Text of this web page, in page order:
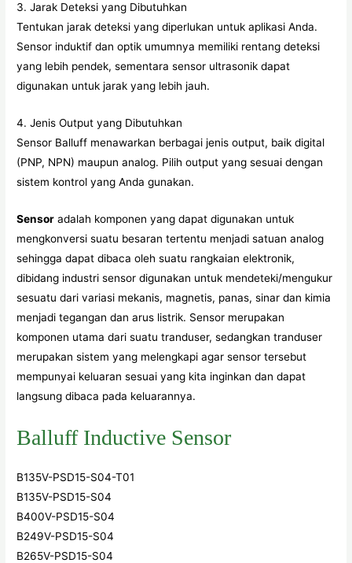
3. Jarak Deteksi yang Dibutuhkan
Tentukan jarak deteksi yang diperlukan untuk aplikasi Anda.
Sensor induktif dan optik umumnya memiliki rentang deteksi
yang lebih pendek, sementara sensor ultrasonik dapat
digunakan untuk jarak yang lebih jauh.
4. Jenis Output yang Dibutuhkan
Sensor Balluff menawarkan berbagai jenis output, baik digital
(PNP, NPN) maupun analog. Pilih output yang sesuai dengan
sistem kontrol yang Anda gunakan.
Sensor adalah komponen yang dapat digunakan untuk
mengkonversi suatu besaran tertentu menjadi satuan analog
sehingga dapat dibaca oleh suatu rangkaian elektronik,
dibidang industri sensor digunakan untuk mendeteki/mengukur
sesuatu dari variasi mekanis, magnetis, panas, sinar dan kimia
menjadi tegangan dan arus listrik. Sensor merupakan
komponen utama dari suatu tranduser, sedangkan tranduser
merupakan sistem yang melengkapi agar sensor tersebut
mempunyai keluaran sesuai yang kita inginkan dan dapat
langsung dibaca pada keluarannya.
Balluff Inductive Sensor
B135V-PSD15-S04-T01
B135V-PSD15-S04
B400V-PSD15-S04
B249V-PSD15-S04
B265V-PSD15-S04